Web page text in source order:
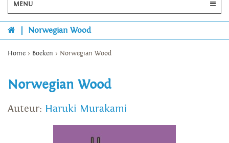
MENU
Norwegian Wood
Home > Boeken > Norwegian Wood
Norwegian Wood
Auteur: Haruki Murakami